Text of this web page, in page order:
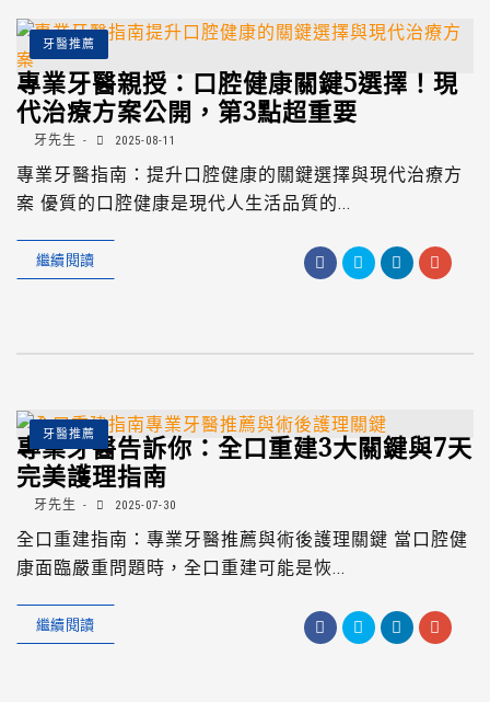
牙醫推薦
專業牙醫親授：口腔健康關鍵5選擇！現
代治療方案公開，第3點超重要
牙先生 2025-08-11
專業牙醫指南：提升口腔健康的關鍵選擇與現代治療方
案 優質的口腔健康是現代人生活品質的...
繼續閱讀
牙醫推薦
專業牙醫告訴你：全口重建3大關鍵與7天
完美護理指南
牙先生 2025-07-30
全口重建指南：專業牙醫推薦與術後護理關鍵 當口腔健
康面臨嚴重問題時，全口重建可能是恢...
繼續閱讀